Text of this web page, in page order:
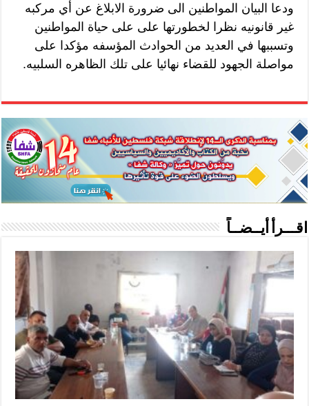
ودعا البيان المواطنين الى ضرورة الابلاغ عن أي مركبه
غير قانونيه نظرا لخطورتها على على حياة المواطنين
وتسببها في العديد من الحوادث المؤسفه مؤكدا على
مواصلة الجهود للقضاء نهائيا على تلك الظاهره السلبيه.
اقـــرأ أيــضــاً